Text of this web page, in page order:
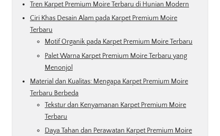
Tren Karpet Premium Moire Terbaru di Hunian Modern
Ciri Khas Desain Alam pada Karpet Premium Moire
Terbaru
Motif Organik pada Karpet Premium Moire Terbaru
Palet Warna Karpet Premium Moire Terbaru yang
Menonjol
Material dan Kualitas: Mengapa Karpet Premium Moire
Terbaru Berbeda
Tekstur dan Kenyamanan Karpet Premium Moire
Terbaru
Daya Tahan dan Perawatan Karpet Premium Moire